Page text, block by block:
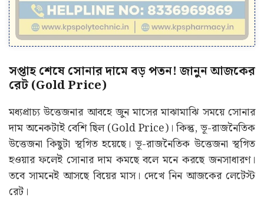
সপ্তাহ শেষে সোনার দামে বড় পতন! জানুন আজকের
রেট (Gold Price)
মধ্যপ্রাচ্য উত্তেজনার আবহে জুন মাসের মাঝামাঝি সময়ে সোনার
দাম অনেকটাই বেশি ছিল (Gold Price)। কিন্তু, ভূ-রাজনৈতিক
উত্তেজনা কিছুটা স্থগিত হয়েছে। ভূ-রাজনৈতিক উত্তেজনা স্থগিত
হওয়ার ফলেই সোনার দাম কমছে বলে মনে করছে জনসাধারণ।
তবে সামনেই আসছে বিয়ের মাস। দেখে নিন আজকের লেটেস্ট
রেট।